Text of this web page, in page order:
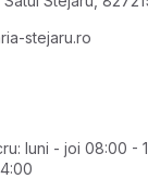
stejaru.ro
luni - joi 08:00 -